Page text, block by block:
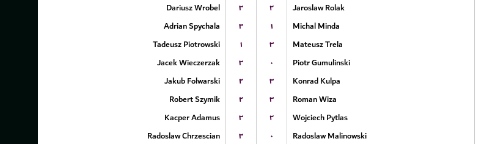
Dariusz Wrobel
۳ ۲ Jaroslaw Rolak
Adrian Spychala
۳ ۱ Michal Minda
Tadeusz Piotrowski
۱ ۳ Mateusz Trela
Jacek Wieczerzak
۳ ۰ Piotr Gumulinski
Jakub Folwarski
۲ ۳ Konrad Kulpa
Robert Szymik
۲ ۳ Roman Wiza
Kacper Adamus
۳ ۲ Wojciech Pytlas
Radoslaw Chrzescian
۳ ۰ Radoslaw Malinowski